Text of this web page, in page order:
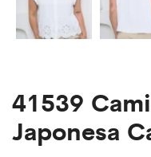
41539
Japonesa